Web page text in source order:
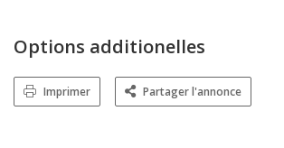
Options additionelles
Imprimer Partager l'annonce